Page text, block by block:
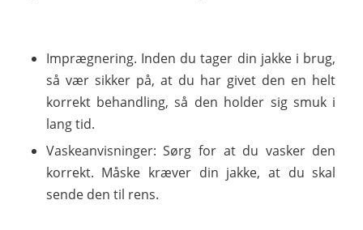
Imprægnering. Inden du tager din jakke i brug,
så vær sikker på, at du har givet den en helt
korrekt behandling, så den holder sig smuk i
lang tid.
Vaskeanvisninger: Sørg for at du vasker den
korrekt. Måske kræver din jakke, at du skal
sende den til rens.